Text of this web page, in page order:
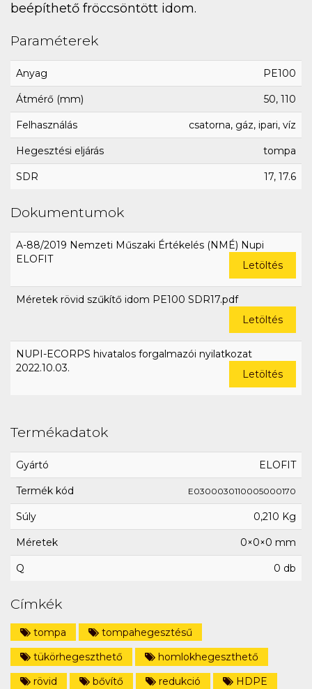
beépíthető fröccsöntött idom.
Paraméterek
Anyag PE100
Átmérő (mm) 50, 110
Felhasználás csatorna, gáz, ipari, víz
Hegesztési eljárás tompa
SDR 17, 17.6
Dokumentumok
A-88/2019 Nemzeti Műszaki Értékelés (NMÉ) Nupi
ELOFIT
Letöltés
Méretek rövid szűkítő idom PE100 SDR17.pdf
Letöltés
NUPI-ECORPS hivatalos forgalmazói nyilatkozat
2022.10.03.
Letöltés
Termékadatok
Gyártó ELOFIT
Termék kód E0300030110005000170
Súly 0,210 Kg
Méretek 0×0×0 mm
Q 0 db
Címkék
tompa
tompahegesztésű
tükörhegeszthető
homlokhegeszthető
rövid
bővítő redukció
HDPE